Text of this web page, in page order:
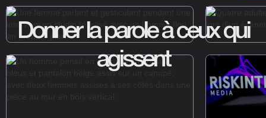
Donner la parole à ceux qui
agissent